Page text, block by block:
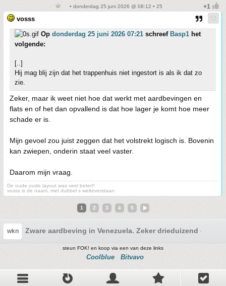
• donderdag 25 juni 2026 @ 08:12 • 25
vosss
Op donderdag 25 juni 2026 07:21 schreef Basp1 het
volgende:
[..]
Hij mag blij zijn dat het trappenhuis niet ingestort is als ik dat zo
zie.
Zeker, maar ik weet niet hoe dat werkt met aardbevingen en
flats en of het dan opvallend is dat hoe lager je komt hoe meer
schade er is.
Mijn gevoel zou juist zeggen dat het volstrekt logisch is. Bovenin
kan zwiepen, onderin staat veel vaster.
Daarom mijn vraag.
De oude oude layout was veel beter!!
vosss is de naam, met dubbel s welteverstaan.
1 2 3 4 5
wkn Zware aardbeving in Venezuela. Zeker drieduizend doden
steun FOK! en koop via een van deze links
Coolblue Bitvavo